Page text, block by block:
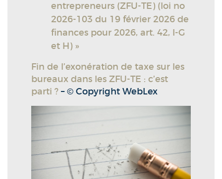
entrepreneurs (ZFU-TE) (loi no
2026-103 du 19 février 2026 de
finances pour 2026, art. 42, I-G
et H) »
Fin de l’exonération de taxe sur les
bureaux dans les ZFU-TE : c’est
parti ? – © Copyright WebLex